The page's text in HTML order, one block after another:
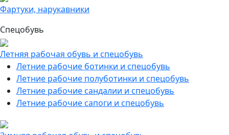
Фартуки, нарукавники
Спецобувь
Летняя рабочая обувь и спецобувь
Летние рабочие ботинки и спецобувь
Летние рабочие полуботинки и спецобувь
Летние рабочие сандалии и спецобувь
Летние рабочие сапоги и спецобувь